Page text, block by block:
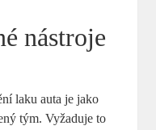
nástroje
laku auta je jako
tým. Vyžaduje to